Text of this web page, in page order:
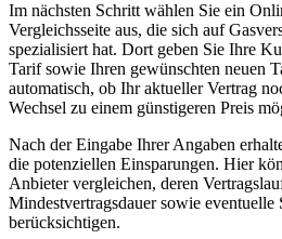
Im nächsten Schritt wählen Sie ein
Vergleichsseite aus, die sich auf
spezialisiert hat. Dort geben Sie Ihre
Tarif sowie Ihren gewünschten neuen
automatisch, ob Ihr aktueller Vertrag
Wechsel zu einem günstigeren Preis
Nach der Eingabe Ihrer Angaben
die potenziellen Einsparungen. Hier
Anbieter vergleichen, deren
Mindestvertragsdauer sowie eventuelle
berücksichtigen.